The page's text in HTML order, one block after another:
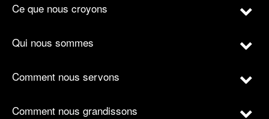
Ce que nous croyons
Qui nous sommes
Comment nous servons
Comment nous grandissons